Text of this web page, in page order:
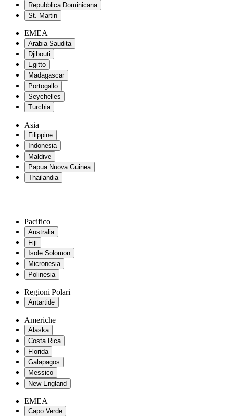
Repubblica Dominicana
St. Martin
EMEA
Arabia Saudita
Djibouti
Egitto
Madagascar
Portogallo
Seychelles
Turchia
Asia
Filippine
Indonesia
Maldive
Papua Nuova Guinea
Thailandia
Pacifico
Australia
Fiji
Isole Solomon
Micronesia
Polinesia
Regioni Polari
Antartide
Americhe
Alaska
Costa Rica
Florida
Galapagos
Messico
New England
EMEA
Capo Verde